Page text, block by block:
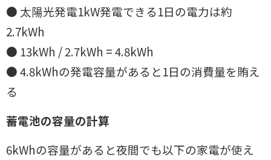
● 太陽光発電1kW発電できる1日の電力は約
2.7kWh
● 13kWh / 2.7kWh = 4.8kWh
● 4.8kWhの発電容量があると1日の消費量を賄え
る
蓄電池の容量の計算
6kWhの容量があると夜間でも以下の家電が使え